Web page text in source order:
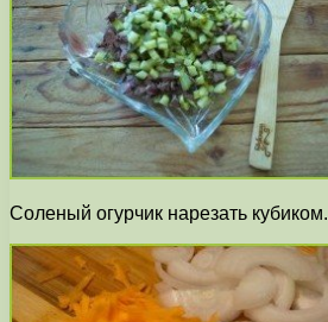
Соленый огурчик нарезать кубиком.